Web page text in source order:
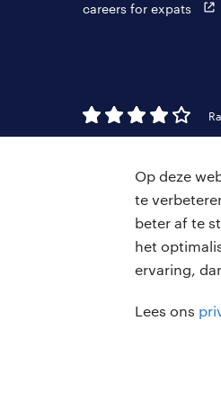
Op deze
te
beter af te
het
ervaring,
Lees ons
careers for expats